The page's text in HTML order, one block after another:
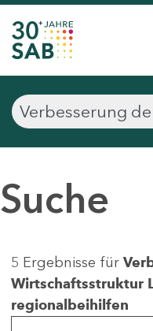
Suche
5 Ergebnisse für
Wirtschaftsstruktur
regionalbeihilfen